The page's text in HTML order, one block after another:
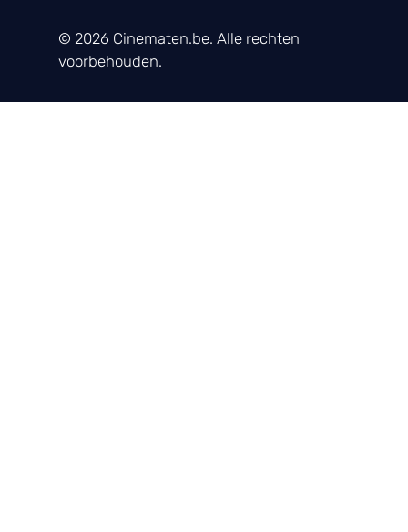
© 2026 Cinematen.be. Alle rechten
voorbehouden.